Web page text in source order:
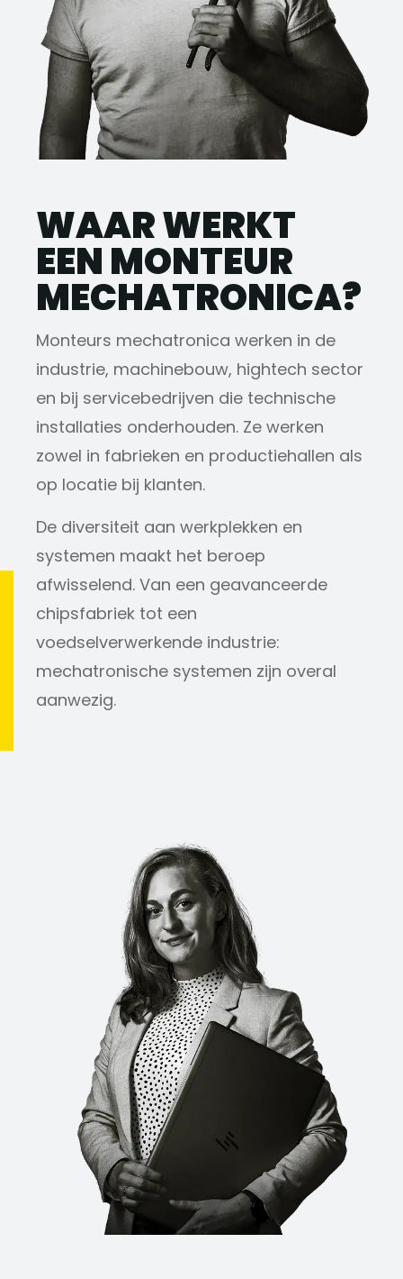
WAAR WERKT
EEN MONTEUR
MECHATRONICA?
Monteurs mechatronica werken in de
industrie, machinebouw, hightech sector
en bij servicebedrijven die technische
installaties onderhouden. Ze werken
zowel in fabrieken en productiehallen als
op locatie bij klanten.
De diversiteit aan werkplekken en
systemen maakt het beroep
afwisselend. Van een geavanceerde
chipsfabriek tot een
voedselverwerkende industrie:
mechatronische systemen zijn overal
aanwezig.